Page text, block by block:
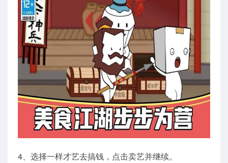
4、选择一样才艺去搞钱，点击卖艺并继续。